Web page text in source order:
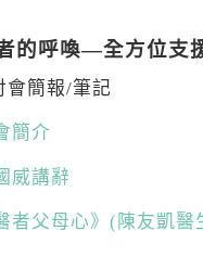
的呼喚—全方位支
會簡報/筆記
簡介
威講辭
者父母心》(陳友凱醫